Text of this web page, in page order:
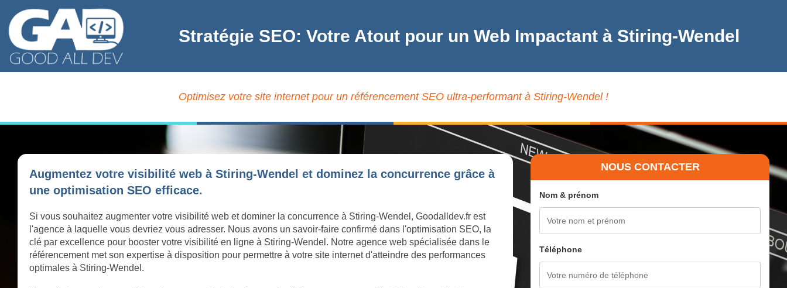
Stratégie SEO: Votre Atout pour un Web Impactant à Stiring-Wendel
Optimisez votre site internet pour un référencement SEO ultra-performant à Stiring-Wendel !
Augmentez votre visibilité web à Stiring-Wendel et dominez la concurrence grâce à
une optimisation SEO efficace.
Si vous souhaitez augmenter votre visibilité web et dominer la concurrence à Stiring-Wendel, Goodalldev.fr est
l'agence à laquelle vous devriez vous adresser. Nous avons un savoir-faire confirmé dans l'optimisation SEO, la
clé par excellence pour booster votre visibilité en ligne à Stiring-Wendel. Notre agence web spécialisée dans le
référencement met son expertise à disposition pour permettre à votre site internet d'atteindre des performances
optimales à Stiring-Wendel.
NOUS CONTACTER
Nom & prénom
Téléphone